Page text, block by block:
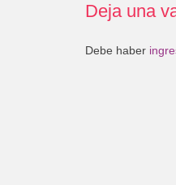
Deja una
Debe haber